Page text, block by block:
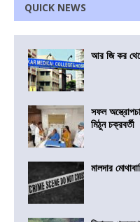
QUICK NEWS
আর জি কর
সফল
মিঠুন চক্রবর্তী
মালদার